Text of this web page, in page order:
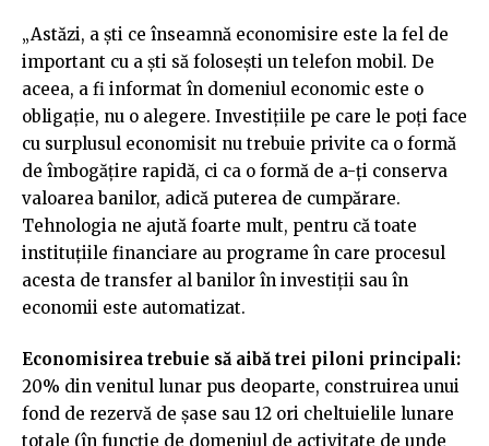
„Astăzi, a ști ce înseamnă economisire este la fel de
important cu a ști să folosești un telefon mobil. De
aceea, a fi informat în domeniul economic este o
obligație, nu o alegere. Investițiile pe care le poți face
cu surplusul economisit nu trebuie privite ca o formă
de îmbogățire rapidă, ci ca o formă de a-ți conserva
valoarea banilor, adică puterea de cumpărare.
Tehnologia ne ajută foarte mult, pentru că toate
instituțiile financiare au programe în care procesul
acesta de transfer al banilor în investiții sau în
economii este automatizat.
Economisirea trebuie să aibă trei piloni principali:
20% din venitul lunar pus deoparte, construirea unui
fond de rezervă de șase sau 12 ori cheltuielile lunare
totale (în funcție de domeniul de activitate de unde